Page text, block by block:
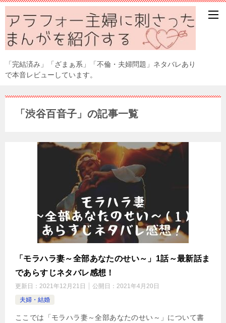
「完結済み」「ざまぁ系」「不倫・夫婦問題」ネタバレあり
で本音レビューしています。
「渋谷百音子」の記事一覧
「モラハラ妻～全部あなたのせい～」1話～最新話ま
であらすじネタバレ感想！
更新日： 2021年12月21日 公開日： 2021年4月20日
夫婦・結婚
ここでは「モラハラ妻～全部あなたのせい～」について書